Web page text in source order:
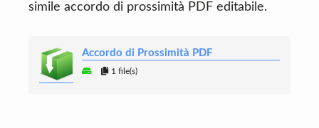
simile accordo di prossimità PDF editabile.
Accordo di Prossimità PDF
1 file(s)